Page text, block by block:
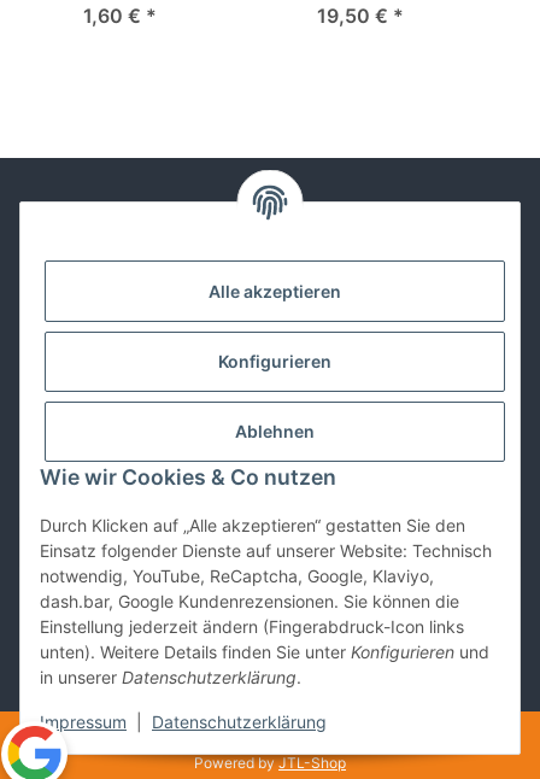
Alle akzeptieren
Konfigurieren
Ablehnen
Wie wir Cookies & Co nutzen
Durch Klicken auf „Alle akzeptieren“ gestatten Sie den
Einsatz folgender Dienste auf unserer Website: Technisch
notwendig, YouTube, ReCaptcha, Google, Klaviyo,
dash.bar, Google Kundenrezensionen. Sie können die
Einstellung jederzeit ändern (Fingerabdruck-Icon links
unten). Weitere Details finden Sie unter Konfigurieren und
in unserer Datenschutzerklärung.
Impressum Datenschutzerklärung
1,60 € * 19,50 € *
Vertrag widerrufen
* Alle Preise inkl. gesetzlicher USt., zzgl.Versand
Powered byJTL-Shop